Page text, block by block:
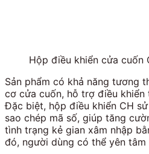
Hộp điều khiển cửa cuốn
Sản phẩm có khả năng tương
cơ cửa cuốn, hỗ trợ điều
Đặc biệt, hộp điều khiển CH
sao chép mã số, giúp tăng
tình trạng kẻ gian xâm nhập
đó, người dùng có thể yên tâm